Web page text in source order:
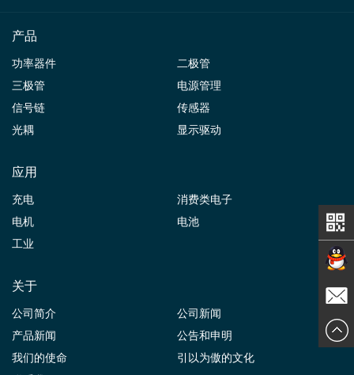
产品
功率器件
二极管
三极管
电源管理
信号链
传感器
光耦
显示驱动
应用
充电
消费类电子
电机
电池
工业
关于
公司简介
公司新闻
产品新闻
公告和申明
我们的使命
引以为傲的文化
在线交
谈
发送邮